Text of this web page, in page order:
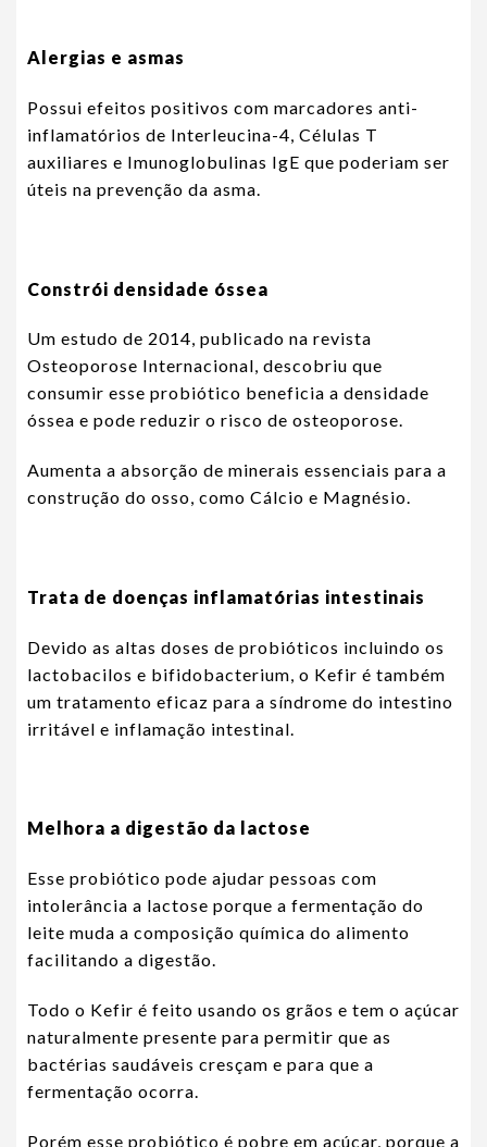
Alergias e asmas
Possui efeitos positivos com marcadores anti-
inflamatórios de Interleucina-4, Células T
auxiliares e Imunoglobulinas IgE que poderiam ser
úteis na prevenção da asma.
Constrói densidade óssea
Um estudo de 2014, publicado na revista
Osteoporose Internacional, descobriu que
consumir esse probiótico beneficia a densidade
óssea e pode reduzir o risco de osteoporose.
Aumenta a absorção de minerais essenciais para a
construção do osso, como Cálcio e Magnésio.
Trata de doenças inflamatórias intestinais
Devido as altas doses de probióticos incluindo os
lactobacilos e bifidobacterium, o Kefir é também
um tratamento eficaz para a síndrome do intestino
irritável e inflamação intestinal.
Melhora a digestão da lactose
Esse probiótico pode ajudar pessoas com
intolerância a lactose porque a fermentação do
leite muda a composição química do alimento
facilitando a digestão.
Todo o Kefir é feito usando os grãos e tem o açúcar
naturalmente presente para permitir que as
bactérias saudáveis cresçam e para que a
fermentação ocorra.
Porém esse probiótico é pobre em açúcar, porque a